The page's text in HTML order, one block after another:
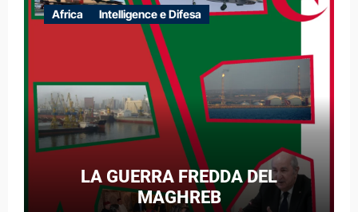
Africa Intelligence e Difesa
LA GUERRA FREDDA DEL
MAGHREB